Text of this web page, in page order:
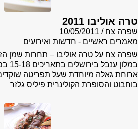
טרה אוליבו 2011
שפרה צח
10/05/2011
מאמרים ראשיים - חדשות ואירועים
שפרה צח על טרה אוליבו – תחרות שמן
ארוחת גאלה מיוחדת שעל תפריטה
בוחבוט והסופרת הקולינרית פיליס גלזר